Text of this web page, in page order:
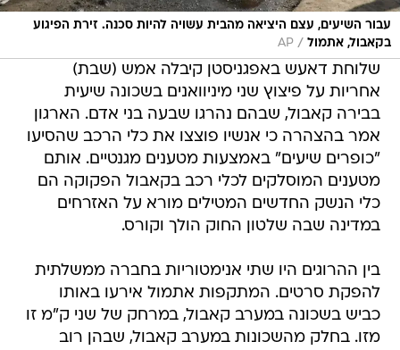
עבור השיעים, עצם היציאה מהבית עשויה להיות סכנה. זירת הפיגוע
בקאבול, אתמול /
AP
שלוחת דאעש באפגניסטן קיבלה אמש (שבת)
אחריות על פיצוץ שני מיניוואנים בשכונה שיעית
בבירה קאבול, שבהם נהרגו שבעה בני אדם. הארגון
אמר בהצהרה כי אנשיו פוצצו את כלי הרכב שהסיעו
"כופרים שיעים" באמצעות מטענים מגנטיים. אותם
מטענים המוסלקים לכלי רכב בקאבול הפקוקה הם
כלי הנשק החדשים המטילים מורא על האזרחים
במדינה שבה שלטון החוק הולך וקורס.
בין ההרוגים היו שתי אנימטוריות בחברה ממשלתית
להפקת סרטים. המתקפות אתמול אירעו באותו
כביש בשכונה במערב קאבול, במרחק של שני ק"מ זו
מזו. בחלק מהשכונות במערב קאבול, שבהן רוב